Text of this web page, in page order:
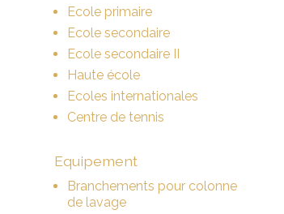
Ecole primaire
Ecole secondaire
Ecole secondaire II
Haute école
Ecoles internationales
Centre de tennis
Equipement
Branchements pour colonne
de lavage